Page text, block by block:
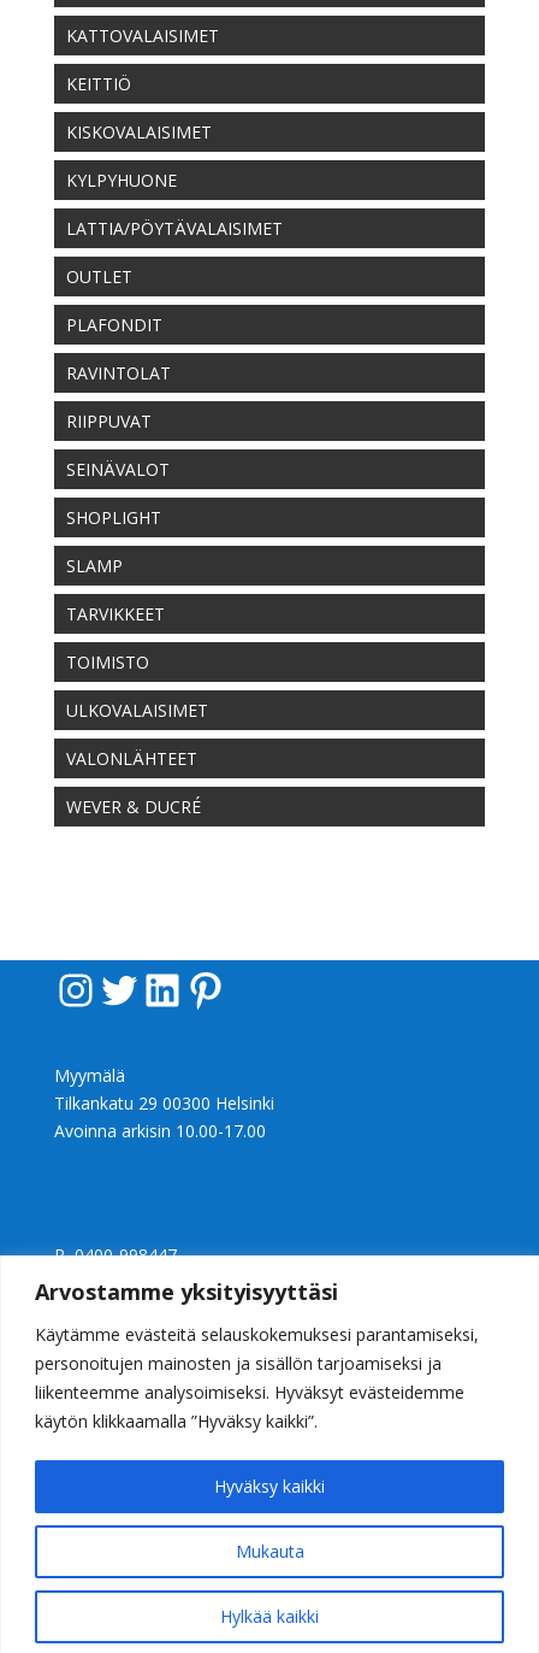
Arvostamme yksityisyyttäsi
Käytämme evästeitä selauskokemuksesi parantamiseksi,
personoitujen mainosten ja sisällön tarjoamiseksi ja
liikenteemme analysoimiseksi. Hyväksyt evästeidemme
käytön klikkaamalla ”Hyväksy kaikki”.
Mukauta
Hylkää kaikki
Hyväksy kaikki
KATTOVALAISIMET
KEITTIÖ
KISKOVALAISIMET
KYLPYHUONE
LATTIA/PÖYTÄVALAISIMET
OUTLET
PLAFONDIT
RAVINTOLAT
RIIPPUVAT
SEINÄVALOT
SHOPLIGHT
SLAMP
TARVIKKEET
TOIMISTO
ULKOVALAISIMET
VALONLÄHTEET
WEVER & DUCRÉ
InstagramTwitter LinkedIn Pinterest
Myymälä
Tilkankatu 29 00300 Helsinki
Avoinna arkisin 10.00-17.00
P 0400-998447
Ly 2397240-0
Valaisinkauppa Casalight Helsinki
© 2026 Casalight Oy. Kaikki oikeudet pidätetään
WITHDRAW FROM CONTRACT